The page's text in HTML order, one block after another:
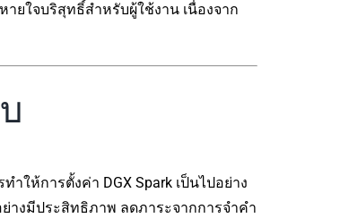
ายใจบริสุทธิ์สำหรับผู้ใช้งาน เนื่องจาก
ให้การตั้งค่า DGX Spark เป็นไปอย่าง
ย่างมีประสิทธิภาพ ลดภาระจากการจำคำ